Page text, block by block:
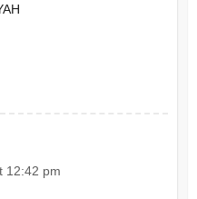
12:42 pm